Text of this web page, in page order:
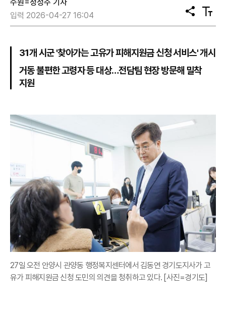
수원=정성주 기자
입력 2026-04-27 16:04
공
유
텍
스
기
31개 시군 '찾아가는 고유가 피해지원금 신청 서비스' 개시
거동 불편한 고령자 등 대상…전담팀 현장 방문해 밀착
지원
27일 오전 안양시 관양동 행정복지센터에서 김동연 경기도지사가 고
유가 피해지원금 신청 도민의 의견을 청취하고 있다. [사진=경기도]